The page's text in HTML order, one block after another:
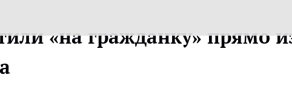
«на гражданку» прямо